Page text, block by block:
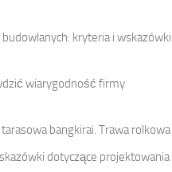
kryteria i wskazówki
wiarygodność firmy
bangkirai. Trawa rolkowa
dotyczące projektowania